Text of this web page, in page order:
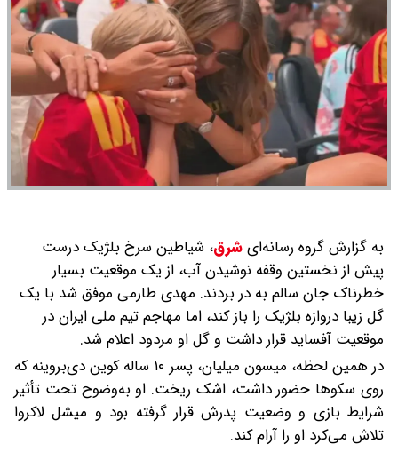
/ نفت صعودی شد + جدول
به گزارش گروه رسانه‌ایشرق، شیاطین سرخ بلژیک درست
پیش از نخستین وقفه نوشیدن آب، از یک موقعیت بسیار
خطرناک جان سالم به در بردند. مهدی طارمی موفق شد با یک
گل زیبا دروازه بلژیک را باز کند، اما مهاجم تیم ملی ایران در
موقعیت آفساید قرار داشت و گل او مردود اعلام شد.
در همین لحظه، میسون میلیان، پسر ۱۰ ساله کوین دی‌بروینه که
روی سکوها حضور داشت، اشک ریخت. او به‌وضوح تحت تأثیر
شرایط بازی و وضعیت پدرش قرار گرفته بود و میشل لاکروا
تلاش می‌کرد او را آرام کند.